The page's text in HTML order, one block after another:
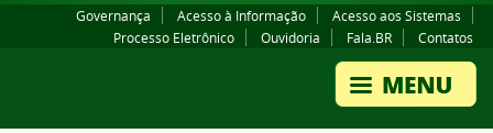
Governança Acesso à Informação
Acesso aos Sistemas
Processo Eletrônico
Ouvidoria Fala.BR Contatos